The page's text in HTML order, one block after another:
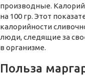
производные.
на 100 гр. Этот
калорийности
люди, следящие за
в организме.
Польза